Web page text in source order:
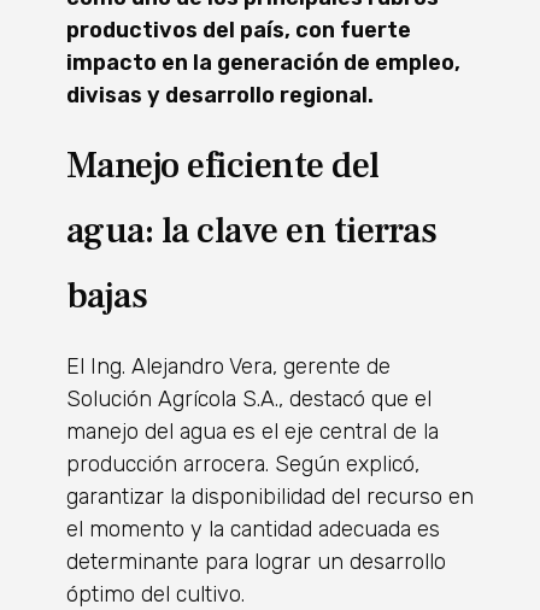
productivos del país, con fuerte
impacto en la generación de empleo,
divisas y desarrollo regional.
Manejo eficiente del
agua: la clave en tierras
bajas
El Ing. Alejandro Vera, gerente de
Solución Agrícola S.A., destacó que el
manejo del agua es el eje central de la
producción arrocera. Según explicó,
garantizar la disponibilidad del recurso en
el momento y la cantidad adecuada es
determinante para lograr un desarrollo
óptimo del cultivo.